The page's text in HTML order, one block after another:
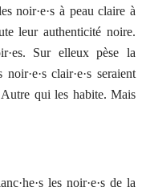
noir·e·s à peau claire à
leur authenticité noire.
Sur elleux pèse la
clair·e·s seraient
qui les habite. Mais
les noir·e·s de la